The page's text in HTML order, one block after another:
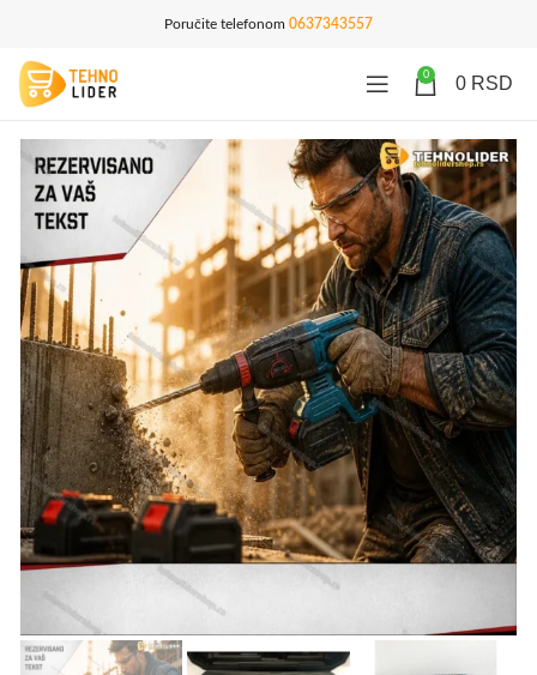
Poručite telefonom 0637343557
0 0 RSD